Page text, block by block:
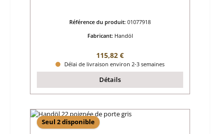
Référence du produit: 01077918
Fabricant: Handöl
Prix régulier :
115,82 €
Délai de livraison environ 2-3 semaines
Détails
Seul 2 disponible